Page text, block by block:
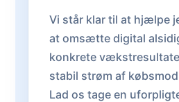
Vi står klar til at hjælpe
at omsætte digital
konkrete
stabil strøm af
Lad os tage en